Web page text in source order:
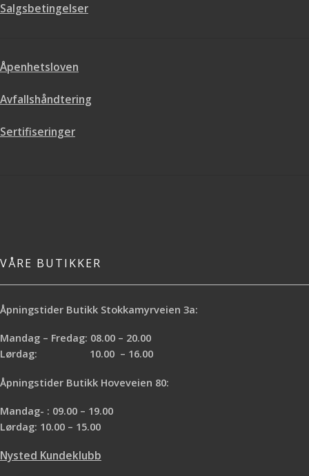
Salgsbetingelser
Åpenhetsloven
Avfallshåndtering
Sertifiseringer
VÅRE BUTIKKER
Åpningstider Butikk Stokkamyrveien 3a:
Mandag – Fredag: 08.00 – 20.00
Lørdag: 10.00 – 16.00
Åpningstider Butikk Hoveveien 80:
Mandag- : 09.00 – 19.00
Lørdag: 10.00 – 15.00
Nysted Kundeklubb